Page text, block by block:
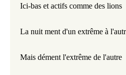
Ici-bas et actifs comme des lions
La nuit ment d'un extrême à
Mais dément l'extrême de l'autre